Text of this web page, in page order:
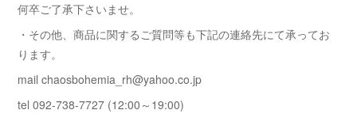
何卒ご了承下さいませ。
・その他、商品に関するご質問等も下記の連絡先にて承ってお
ります。
mail chaosbohemia_rh@yahoo.co.jp
tel 092-738-7727 (12:00～19:00)